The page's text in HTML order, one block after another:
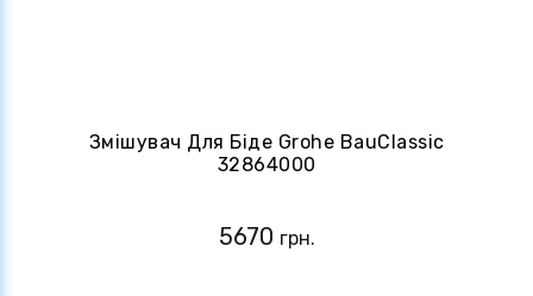
Змішувач Для Біде Grohe BauClassic
32864000
5670 грн.